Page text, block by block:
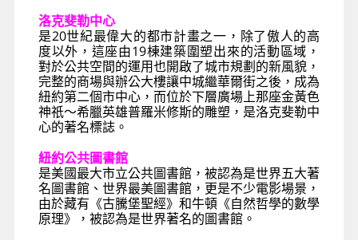
洛克斐勒中心
是20世紀最偉大的都市計畫之一，除了傲人的高
度以外，這座由19棟建築圍塑出來的活動區域，
對於公共空間的運用也開啟了城市規劃的新風貌，
完整的商場與辦公大樓讓中城繼華爾街之後，成為
紐約第二個市中心，而位於下層廣場上那座金黃色
神祇～希臘英雄普羅米修斯的雕塑，是洛克斐勒中
心的著名標誌。
紐約公共圖書館
是美國最大市立公共圖書館，被認為是世界五大著
名圖書館、世界最美圖書館，更是不少電影場景，
由於藏有《古騰堡聖經》和牛頓《自然哲學的數學
原理》，被認為是世界著名的圖書館。